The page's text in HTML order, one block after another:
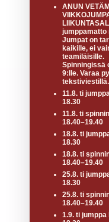
ANUN
jumppamatto
Jumpat on
kaikille, ei
teamiläisille.
Spinningissä
9:lle. Varaa
tekstiviestillä.
11.8. ti
18.30
11.8. ti
18.40–19.40
18.8. ti
18.30
18.8. ti
18.40–19.40
25.8. ti
18.30
25.8. ti
18.40–19.40
1.9. ti jumppa